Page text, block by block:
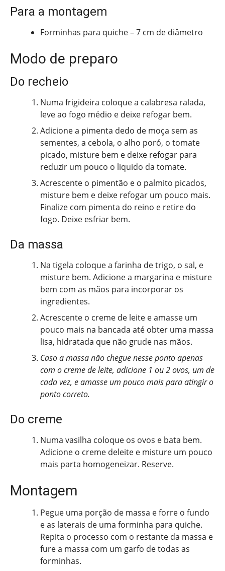
Para a montagem
Forminhas para quiche – 7 cm de diâmetro
Modo de preparo
Do recheio
Numa frigideira coloque a calabresa ralada,
leve ao fogo médio e deixe refogar bem.
Adicione a pimenta dedo de moça sem as
sementes, a cebola, o alho poró, o tomate
picado, misture bem e deixe refogar para
reduzir um pouco o liquido da tomate.
Acrescente o pimentão e o palmito picados,
misture bem e deixe refogar um pouco mais.
Finalize com pimenta do reino e retire do
fogo. Deixe esfriar bem.
Da massa
Na tigela coloque a farinha de trigo, o sal, e
misture bem. Adicione a margarina e misture
bem com as mãos para incorporar os
ingredientes.
Acrescente o creme de leite e amasse um
pouco mais na bancada até obter uma massa
lisa, hidratada que não grude nas mãos.
Caso a massa não chegue nesse ponto apenas
com o creme de leite, adicione 1 ou 2 ovos, um de
cada vez, e amasse um pouco mais para atingir o
ponto correto.
Do creme
Numa vasilha coloque os ovos e bata bem.
Adicione o creme deleite e misture um pouco
mais parta homogeneizar. Reserve.
Montagem
Pegue uma porção de massa e forre o fundo
e as laterais de uma forminha para quiche.
Repita o processo com o restante da massa e
fure a massa com um garfo de todas as
forminhas.